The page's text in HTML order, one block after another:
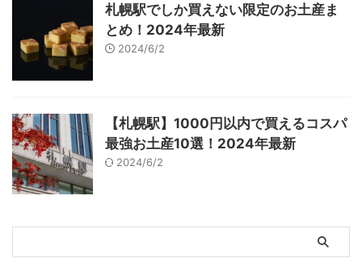
札幌駅でしか買えない限定のお土産ま
とめ！2024年最新
2024/6/2
【札幌駅】1000円以内で買えるコスパ
最強お土産10選！2024年最新
2024/6/2